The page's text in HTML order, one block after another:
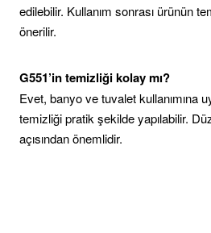
edilebilir. Kullanım sonrası ürünün
önerilir.
G551’in temizliği kolay mı?
Evet, banyo ve tuvalet kullanımına
temizliği pratik şekilde yapılabilir.
açısından önemlidir.